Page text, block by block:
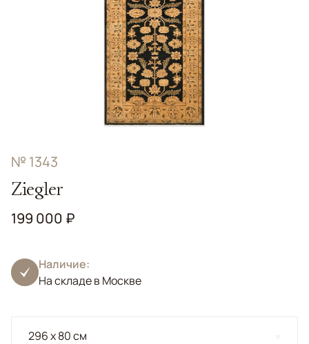
№ 1343
Ziegler
199 000 ₽
Наличие:
На складе в Москве
296 x 80 см